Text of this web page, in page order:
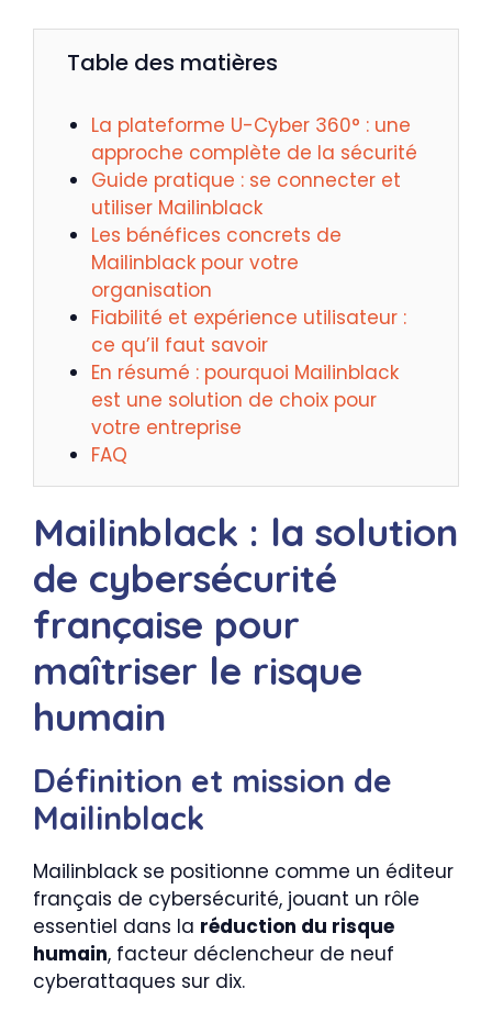
Table des matières
La plateforme U-Cyber 360° : une
approche complète de la sécurité
Guide pratique : se connecter et
utiliser Mailinblack
Les bénéfices concrets de
Mailinblack pour votre
organisation
Fiabilité et expérience utilisateur :
ce qu’il faut savoir
En résumé : pourquoi Mailinblack
est une solution de choix pour
votre entreprise
FAQ
Mailinblack : la solution
de cybersécurité
française pour
maîtriser le risque
humain
Définition et mission de
Mailinblack
Mailinblack se positionne comme un éditeur
français de cybersécurité, jouant un rôle
essentiel dans la réduction du risque
humain, facteur déclencheur de neuf
cyberattaques sur dix.